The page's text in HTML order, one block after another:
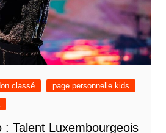
classé
page personnelle kids
: Talent Luxembourgeois